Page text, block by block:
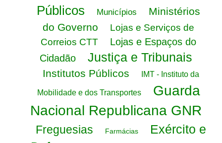
Públicos
Municípios
Ministérios
do Governo
Lojas e Serviços de
Correios CTT
Lojas e Espaços do
Cidadão
Justiça e Tribunais
Institutos Públicos IMT - Instituto da
Mobilidade e dos Transportes
Guarda
Nacional Republicana GNR
Freguesias Farmácias
Exército e